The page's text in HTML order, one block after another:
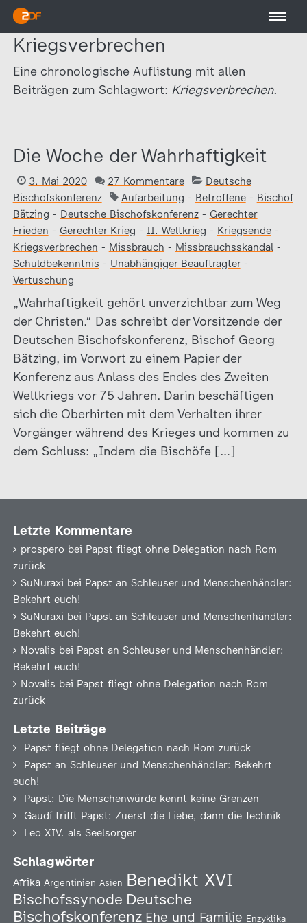
Kriegsverbrechen
Eine chronologische Auflistung mit allen
Beiträgen zum Schlagwort: Kriegsverbrechen.
Die Woche der Wahrhaftigkeit
3. Mai 2020 27 Kommentare
Deutsche
Bischofskonferenz
Aufarbeitung - Betroffene- Bischof
Bätzing - Deutsche Bischofskonferenz- Gerechter
Frieden - Gerechter Krieg - II. Weltkrieg - Kriegsende-
Kriegsverbrechen - Missbrauch - Missbrauchsskandal-
Schuldbekenntnis - Unabhängiger Beauftragter-
Vertuschung
„Wahrhaftigkeit gehört unverzichtbar zum Weg
der Christen.“ Das schreibt der Vorsitzende der
Deutschen Bischofskonferenz, Bischof Georg
Bätzing, im Vorwort zu einem Papier der
Konferenz aus Anlass des Endes des Zweiten
Weltkriegs vor 75 Jahren. Darin beschäftigen
sich die Oberhirten mit dem Verhalten ihrer
Vorgänger während des Krieges und kommen zu
dem Schluss: „Indem die Bischöfe […]
Letzte Kommentare
prospero bei Papst fliegt ohne Delegation nach Rom
zurück
SuNuraxi bei Papst an Schleuser und Menschenhändler:
Bekehrt euch!
SuNuraxi bei Papst an Schleuser und Menschenhändler:
Bekehrt euch!
Novalis bei Papst an Schleuser und Menschenhändler:
Bekehrt euch!
Novalis bei Papst fliegt ohne Delegation nach Rom
zurück
Letzte Beiträge
Papst fliegt ohne Delegation nach Rom zurück
Papst an Schleuser und Menschenhändler: Bekehrt
euch!
Papst: Die Menschenwürde kennt keine Grenzen
Gaudí trifft Papst: Zuerst die Liebe, dann die Technik
Leo XIV. als Seelsorger
Schlagwörter
Afrika Argentinien Asien Benedikt XVI
Bischofssynode Deutsche
Bischofskonferenz Ehe und Familie Enzyklika